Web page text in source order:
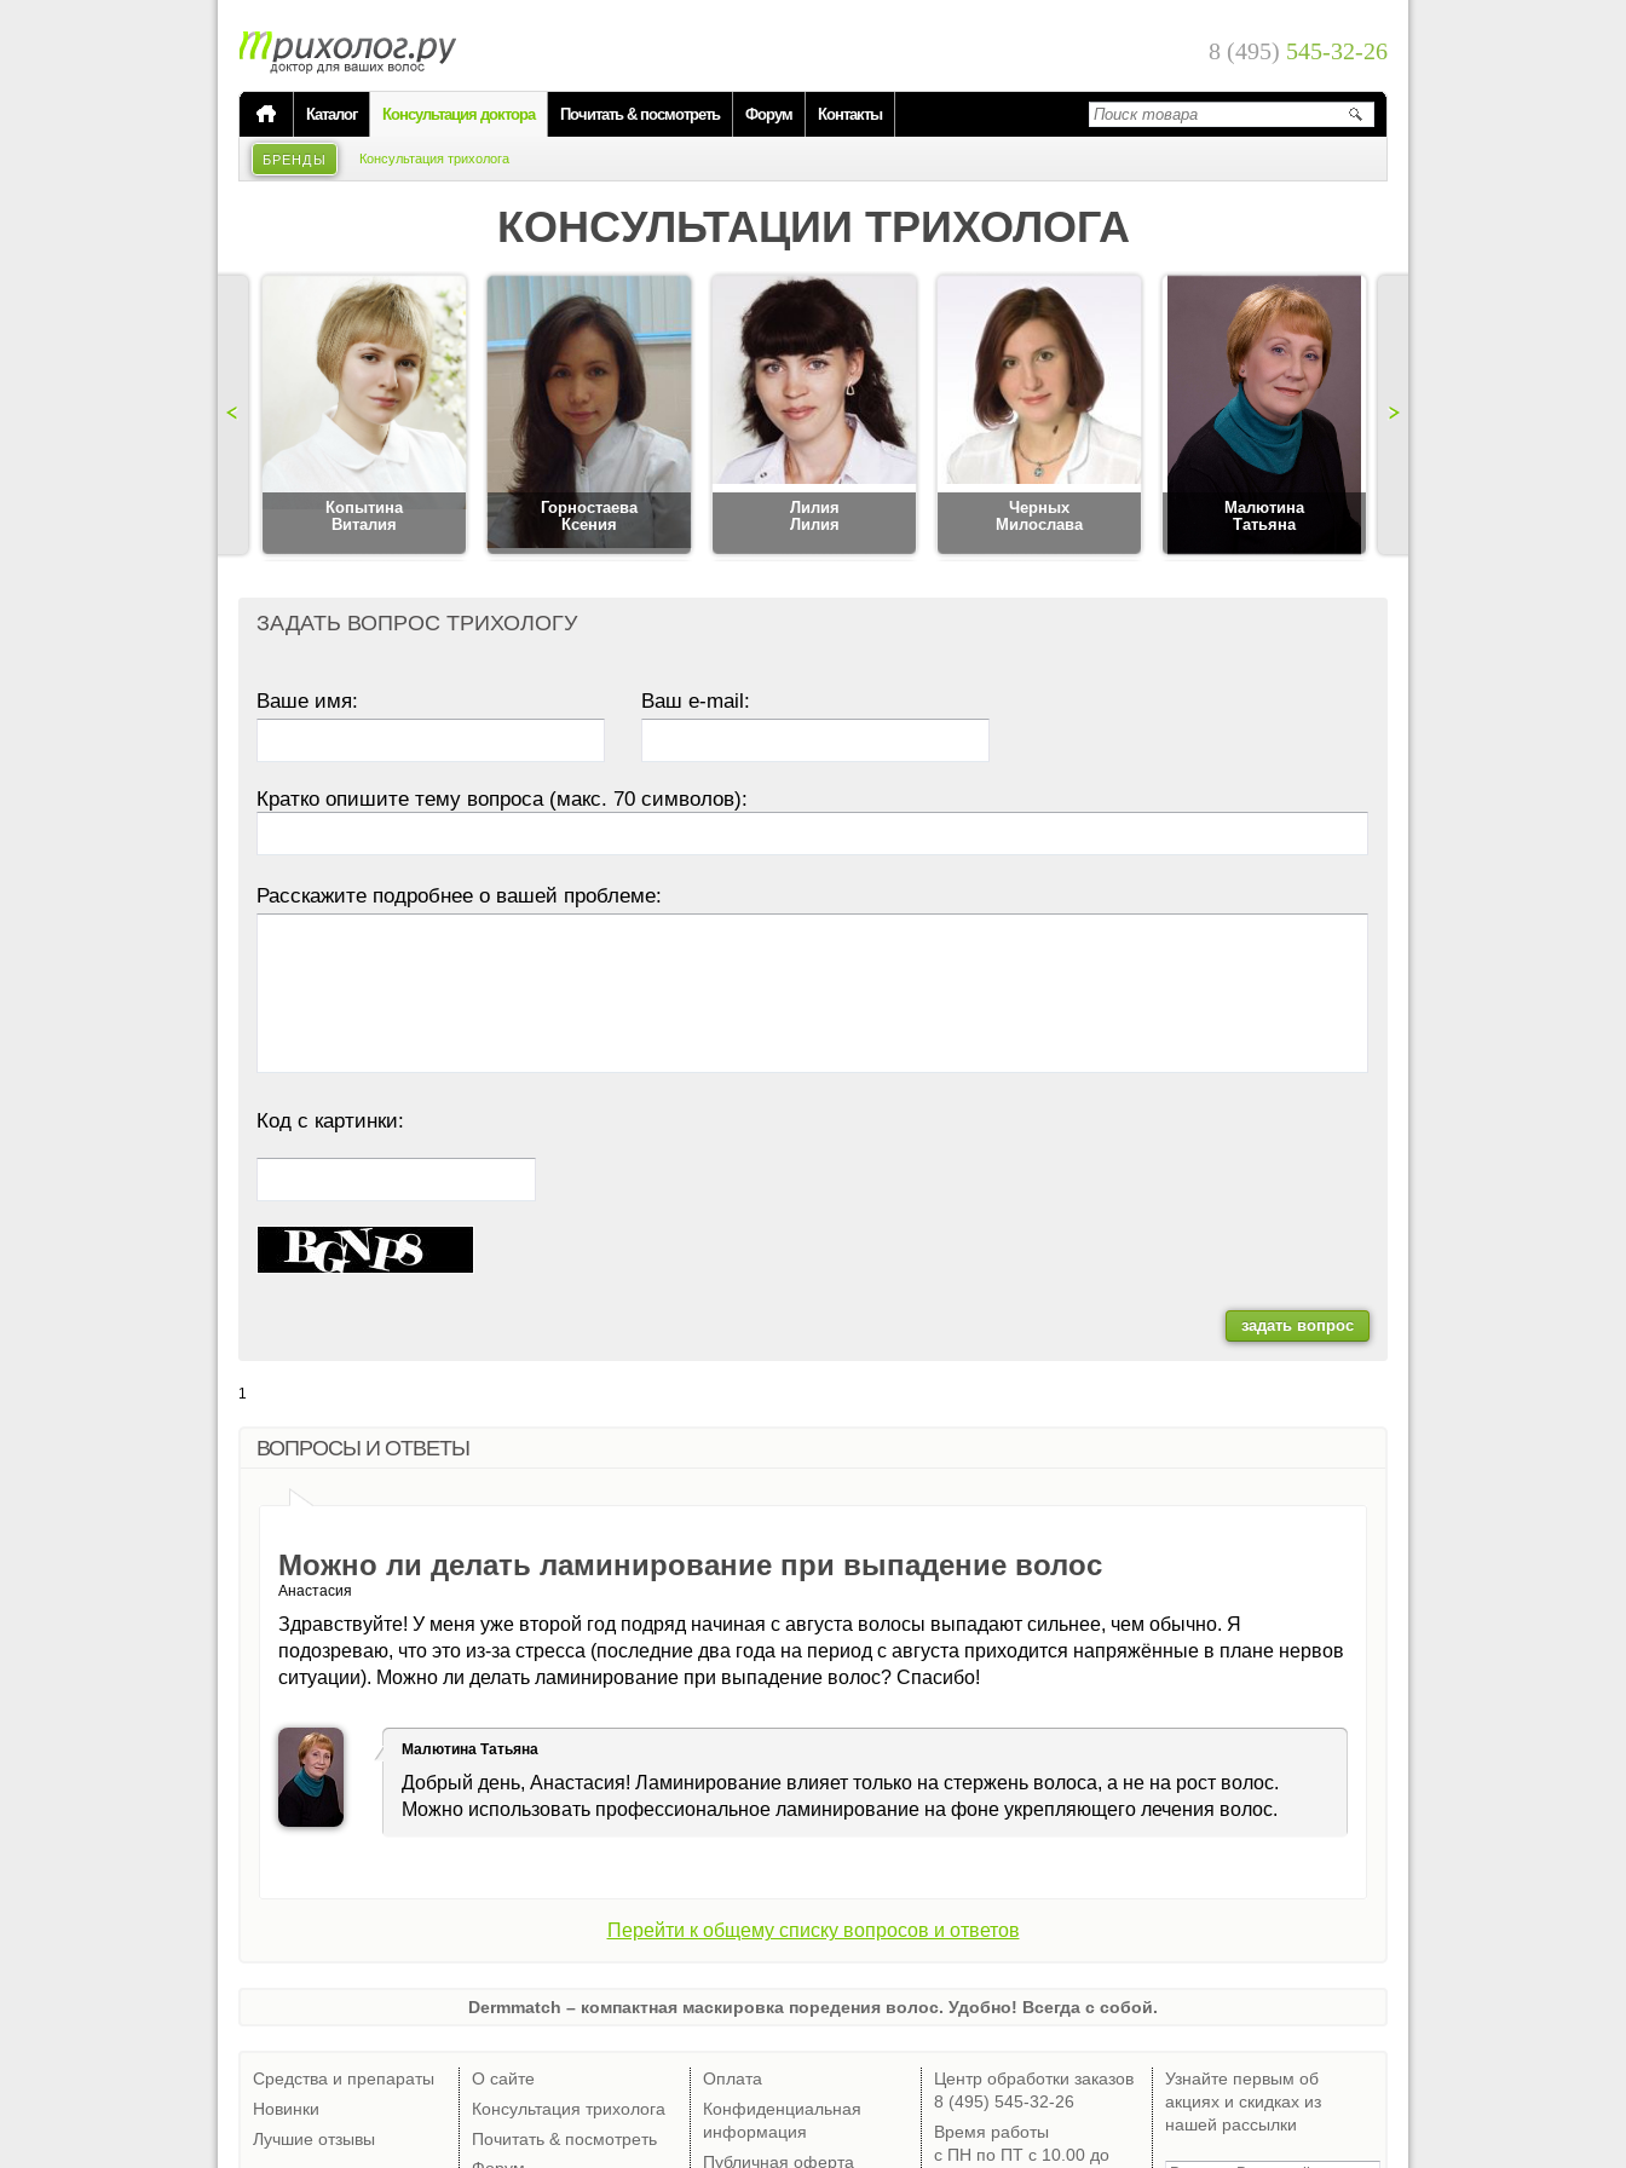
8 (495) 545-32-26
Каталог Консультация доктора Почитать & посмотреть Форум Контакты
БРЕНДЫ Консультация трихолога
КОНСУЛЬТАЦИИ ТРИХОЛОГА
Копытина
Виталия
Горностаева
Ксения
Лилия
Лилия
Черных
Милослава
Малютина
Татьяна
ЗАДАТЬ ВОПРОС ТРИХОЛОГУ
Ваше имя: Ваш e-mail:
Кратко опишите тему вопроса (макс. 70 символов):
Расскажите подробнее о вашей проблеме:
Код с картинки:
1
ВОПРОСЫ И ОТВЕТЫ
Можно ли делать ламинирование при выпадение волос
Анастасия
Здравствуйте! У меня уже второй год подряд начиная с августа волосы выпадают сильнее, чем обычно. Я
подозреваю, что это из-за стресса (последние два года на период с августа приходится напряжённые в плане нервов
ситуации). Можно ли делать ламинирование при выпадение волос? Спасибо!
Малютина Татьяна
Добрый день, Анастасия! Ламинирование влияет только на стержень волоса, а не на рост волос.
Можно использовать профессиональное ламинирование на фоне укрепляющего лечения волос.
Перейти к общему списку вопросов и ответов
Dermmatch – компактная маскировка поредения волос. Удобно! Всегда с собой.
Средства и препараты
Новинки
Лучшие отзывы
О сайте
Консультация трихолога
Почитать & посмотреть
Оплата
Конфиденциальная
информация
Публичная оферта
Центр обработки заказов
8 (495) 545-32-26
Время работы
с ПН по ПТ с 10.00 до
Узнайте первым об
акциях и скидках из
нашей рассылки